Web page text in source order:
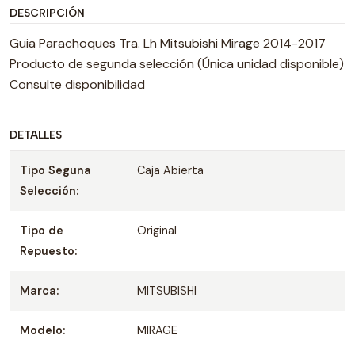
DESCRIPCIÓN
Guia Parachoques Tra. Lh Mitsubishi Mirage 2014-2017
Producto de segunda selección (Única unidad disponible)
Consulte disponibilidad
DETALLES
Tipo Seguna
Selección:
Caja Abierta
Tipo de
Repuesto:
Original
Marca: MITSUBISHI
Modelo: MIRAGE